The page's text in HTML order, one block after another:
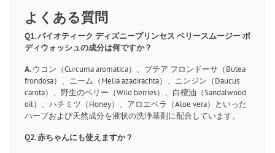
よくある質問
Q1. バイオティーク ディズニープリンセス ベリースムージー ボ
ディウォッシュの成分は何ですか？
A.ウコン（Curcuma aromatica）、ブテア フロンドーサ（Butea
frondosa）、ニーム（Melia azadirachta）、ニンジン（Daucus
carota）、野生のベリー（Wild berries）、白檀油（Sandalwood
oil）、ハチミツ（Honey）、アロエベラ（Aloe vera）といった
ハーブおよび天然成分を液状の洗浄基剤に配合しています。
Q2. 赤ちゃんにも使えますか？